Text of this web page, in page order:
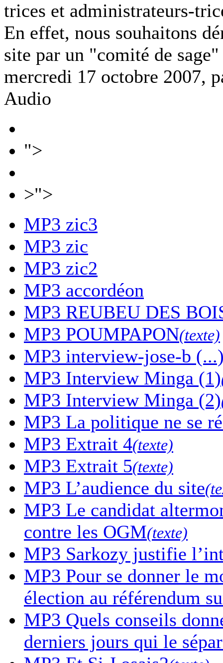
trices et administrateurs-
En effet, nous souhaitons
site par un "comité de
mercredi 17 octobre 2007,
Audio
">
>">
MP3 zic3
MP3 zic
MP3 zic2
MP3 accordéon
MP3 REUBEU DES
MP3 POUMPAPON(texte)
MP3 interview-jose-b
MP3 Interview Minga (1)
MP3 Interview Minga (2)
MP3 La politique ne se
MP3 Extrait 4(texte)
MP3 Extrait 5(texte)
MP3 L’audience du site
MP3 Le candidat
contre les OGM(texte)
MP3 Sarkozy justifie
MP3 Pour se donner le
élection au référendum
MP3 Quels conseils
derniers jours qui le